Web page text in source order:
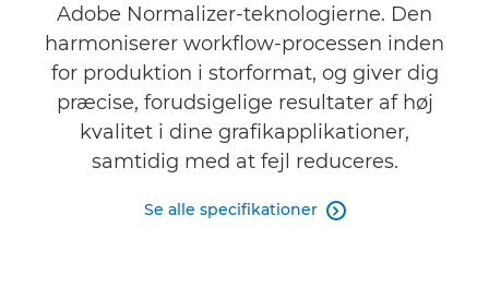
Adobe Normalizer-teknologierne. Den
harmoniserer workflow-processen inden
for produktion i storformat, og giver dig
præcise, forudsigelige resultater af høj
kvalitet i dine grafikapplikationer,
samtidig med at fejl reduceres.
Se alle specifikationer 